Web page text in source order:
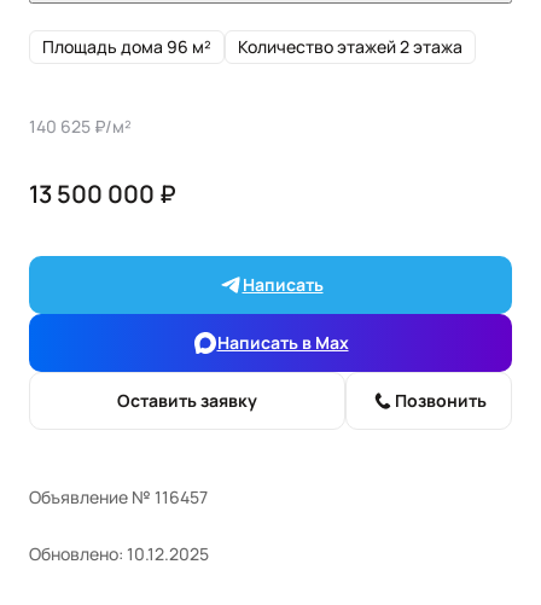
Площадь дома 96 м² Количество этажей 2 этажа
140 625 ₽/м²
13 500 000 ₽
Написать
Написать в Max
Оставить заявку Позвонить
Объявление № 116457
Обновлено: 10.12.2025